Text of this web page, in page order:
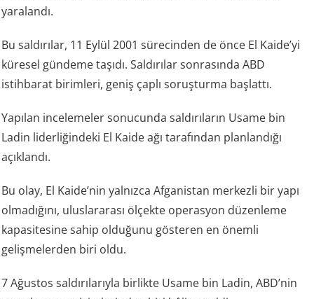
yaralandı.
Bu saldırılar, 11 Eylül 2001 sürecinden de önce El Kaide’yi
küresel gündeme taşıdı. Saldırılar sonrasında ABD
istihbarat birimleri, geniş çaplı soruşturma başlattı.
Yapılan incelemeler sonucunda saldırıların Usame bin
Ladin liderliğindeki El Kaide ağı tarafından planlandığı
açıklandı.
Bu olay, El Kaide’nin yalnızca Afganistan merkezli bir yapı
olmadığını, uluslararası ölçekte operasyon düzenleme
kapasitesine sahip olduğunu gösteren en önemli
gelişmelerden biri oldu.
7 Ağustos saldırılarıyla birlikte Usame bin Ladin, ABD’nin